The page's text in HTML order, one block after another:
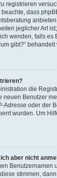
registrieren
dass
jeglicher Art
wenden, falls es
gibt?“ behandelt
die
neuen Benutzer
Adresse oder der
wurden. Um
aber nicht
Benutzernamen
stimmen,